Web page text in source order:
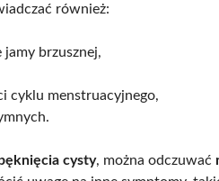
również:
brzusznej,
cyklu menstruacyjnego,
cysty, można odczuwać